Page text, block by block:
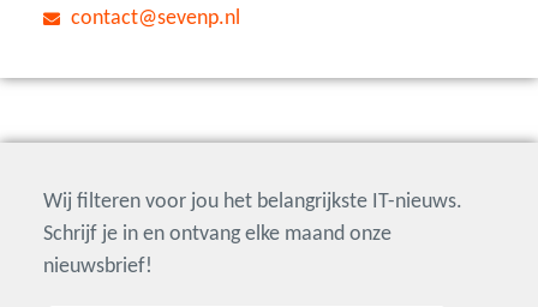
contact@sevenp.nl
Wij filteren voor jou het belangrijkste IT-nieuws.
Schrijf je in en ontvang elke maand onze
nieuwsbrief!